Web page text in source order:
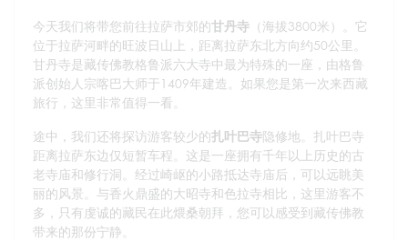
今天我们将带您前往拉萨市郊的甘丹寺 （海拔3800米）。它
位于拉萨河畔的旺波日山上，距离拉萨东北方向约50公里。
甘丹寺是藏传佛教格鲁派六大寺中最为特殊的一座，由格鲁
派创始人宗喀巴大师于1409年建造。如果您是第一次来西藏
旅行，这里非常值得一看。
途中，我们还将探访游客较少的扎叶巴寺隐修地。扎叶巴寺
距离拉萨东边仅短暂车程。这是一座拥有千年以上历史的古
老寺庙和修行洞。经过崎岖的小路抵达寺庙后，可以远眺美
丽的风景。与香火鼎盛的大昭寺和色拉寺相比，这里游客不
多，只有虔诚的藏民在此煨桑朝拜，您可以感受到藏传佛教
带来的那份宁静。